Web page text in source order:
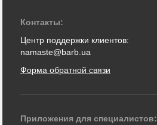
Контакты:
Центр поддержки клиентов:
namaste@barb.ua
Форма обратной связи
Приложения для специалистов: